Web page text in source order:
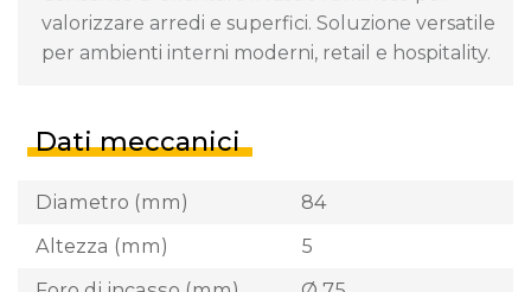
valorizzare arredi e superfici. Soluzione versatile
per ambienti interni moderni, retail e hospitality.
Dati meccanici
Diametro (mm)
84
Altezza (mm)
5